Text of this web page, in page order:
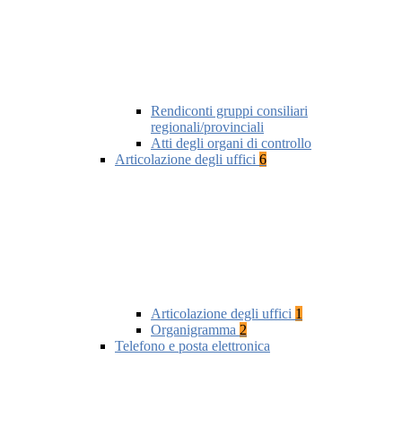
Rendiconti gruppi consiliari
regionali/provinciali
Atti degli organi di controllo
Articolazione degli uffici 6
Articolazione degli uffici 1
Organigramma 2
Telefono e posta elettronica